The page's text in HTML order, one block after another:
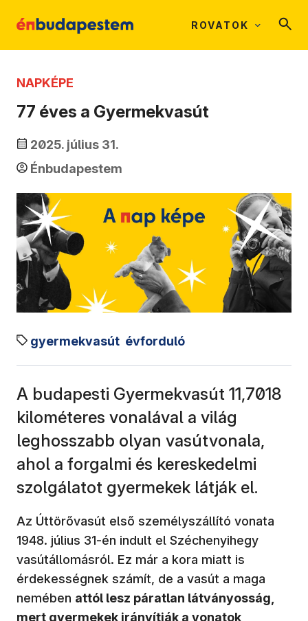
ROVATOK
NAPKÉPE
77 éves a Gyermekvasút
2025. július 31.
Énbudapestem
gyermekvasút évforduló
A budapesti Gyermekvasút 11,7018
kilométeres vonalával a világ
leghosszabb olyan vasútvonala,
ahol a forgalmi és kereskedelmi
szolgálatot gyermekek látják el.
Az Úttörővasút első személyszállító vonata
1948. július 31-én indult el Széchenyihegy
vasútállomásról. Ez már a kora miatt is
érdekességnek számít, de a vasút a maga
nemében attól lesz páratlan látványosság,
mert gyermekek irányítják a vonatok